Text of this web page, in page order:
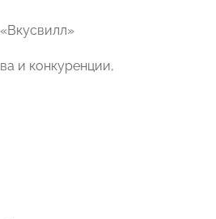
и конкуренции,